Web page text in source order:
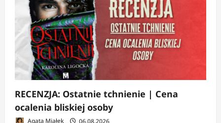
RECENZJA: Ostatnie tchnienie | Cena
ocalenia bliskiej osoby
Agata Miałek 06.08.2026